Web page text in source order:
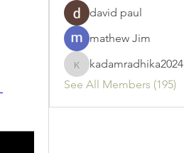
david paul
mathew Jim
kadamradhika2024
kadamradhika2024
See All Members (195)